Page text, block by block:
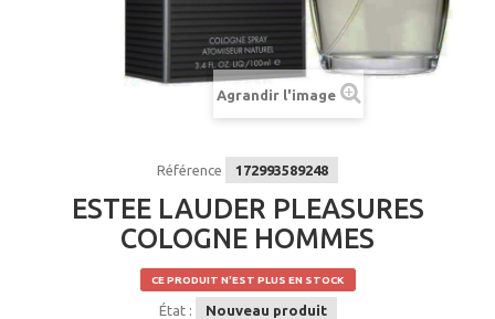
Agrandir l'image
Référence 172993589248
ESTEE LAUDER PLEASURES
COLOGNE HOMMES
CE PRODUIT N'EST PLUS EN STOCK
État : Nouveau produit